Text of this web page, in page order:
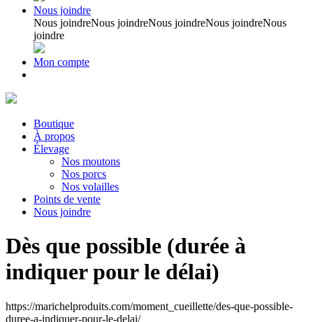
Nous joindre
Nous joindreNous joindreNous joindreNous joindreNous
joindre
Mon compte
Boutique
À propos
Élevage
Nos moutons
Nos porcs
Nos volailles
Points de vente
Nous joindre
Dès que possible (durée à
indiquer pour le délai)
https://marichelproduits.com/moment_cueillette/des-que-possible-
duree-a-indiquer-pour-le-delai/